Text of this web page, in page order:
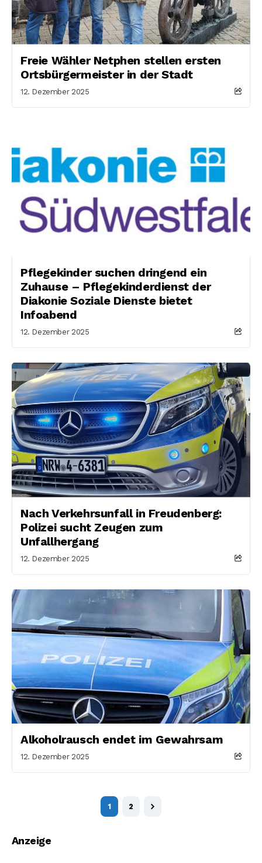
Freie Wähler Netphen stellen ersten
Ortsbürgermeister in der Stadt
12. Dezember 2025
Pflegekinder suchen dringend ein
Zuhause – Pflegekinderdienst der
Diakonie Soziale Dienste bietet
Infoabend
12. Dezember 2025
Nach Verkehrsunfall in Freudenberg:
Polizei sucht Zeugen zum
Unfallhergang
12. Dezember 2025
Alkoholrausch endet im Gewahrsam
12. Dezember 2025
1 2
Anzeige